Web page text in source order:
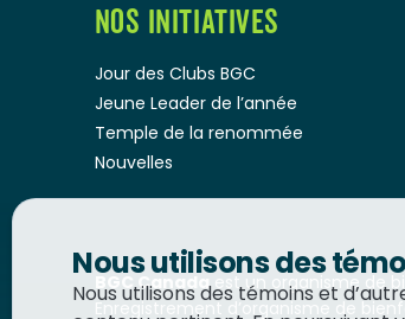
NOS INITIATIVES
Jour des Clubs BGC
Jeune Leader de l’année
Temple de la renommée
Nouvelles
BGC Canadaest un organisme de
Enregistrement d’organisme de
Nous utilisons des
Nous utilisons des témoins et